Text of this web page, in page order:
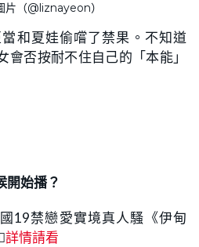
片（@liznayeon）
和夏娃偷嚐了禁果。不知道
會否按耐不住自己的「本能」
開始播？
19禁戀愛實境真人騷《伊甸
詳情請看